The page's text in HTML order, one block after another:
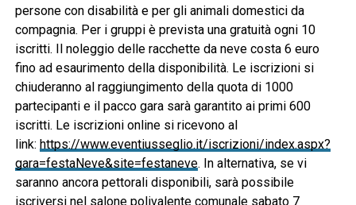
persone con disabilità e per gli animali domestici da
compagnia. Per i gruppi è prevista una gratuità ogni 10
iscritti. Il noleggio delle racchette da neve costa 6 euro
fino ad esaurimento della disponibilità. Le iscrizioni si
chiuderanno al raggiungimento della quota di 1000
partecipanti e il pacco gara sarà garantito ai primi 600
iscritti. Le iscrizioni online si ricevono al
link: https://www.eventiusseglio.it/iscrizioni/index.aspx?
gara=festaNeve&site=festaneve. In alternativa, se vi
saranno ancora pettorali disponibili, sarà possibile
iscriversi nel salone polivalente comunale sabato 7